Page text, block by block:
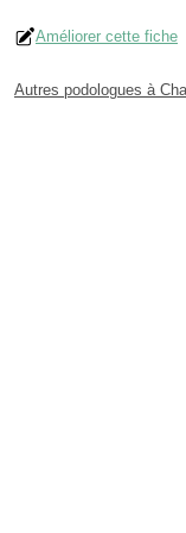
Améliorer cette fiche
Autres podologues à